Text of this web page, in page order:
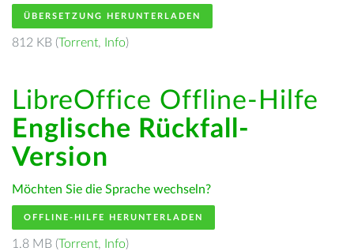
ÜBERSETZUNG HERUNTERLADEN
812 KB (Torrent, Info)
LibreOffice Offline-Hilfe
Englische Rückfall-
Version
Möchten Sie die Sprache wechseln?
OFFLINE-HILFE HERUNTERLADEN
1.8 MB (Torrent, Info)